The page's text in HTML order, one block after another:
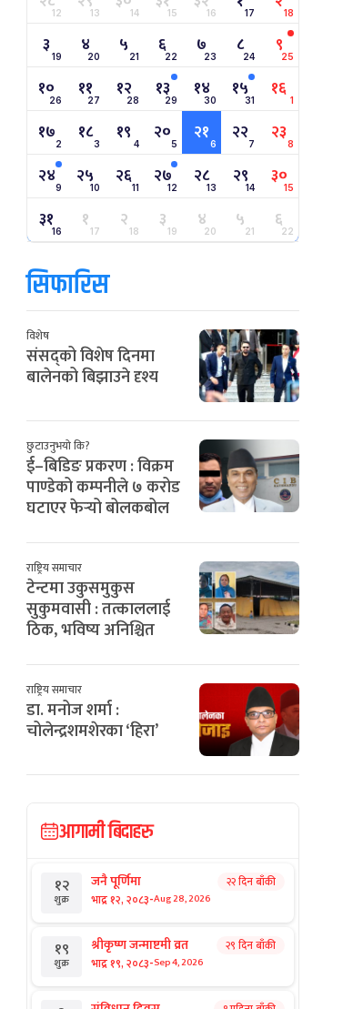
12 13 14 15 16 17 18
३ 19 ४20 ५ 21 ६22 ७23 ८24 ९25
१०26 ११27 १२28 १३29 १४30 १५31 १६ 1
१७2 १८3 १९ 4 २०5 २१6 २२7 २३8
२४9 २५10 २६11 २७12 २८13 २९14 ३०15
३१16 १17 २18 ३19 ४20 ५21 ६22
सिफारिस
विशेष
संसद्को विशेष दिनमा
बालेनको बिझाउने दृश्य
छुटाउनुभयो कि?
ई–बिडिङ प्रकरण : विक्रम
पाण्डेको कम्पनीले ७ करोड
घटाएर फेर्‍यो बोलकबोल
राष्ट्रिय समाचार
टेन्टमा उकुसमुकुस
सुकुमवासी : तत्काललाई
ठिक, भविष्य अनिश्चित
राष्ट्रिय समाचार
डा. मनोज शर्मा :
चोलेन्द्रशमशेरका ‘हिरा’
आगामी बिदाहरु
१२
शुक्र
जनै पूर्णिमा
भाद्र १२, २०८३-Aug 28, 2026
२२ दिन बाँकी
१९
शुक्र
श्रीकृष्ण जन्माष्टमी व्रत
भाद्र १९, २०८३-Sep 4, 2026
२९ दिन बाँकी